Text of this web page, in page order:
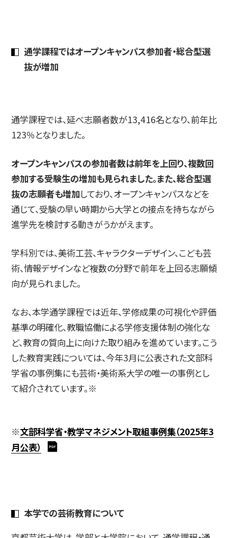
通学課程ではオープンキャンパス参加者・総合型選
抜が増加
通学課程では、延べ志願者数が13,416名となり、前年比
123％となりました。
オープンキャンパスの参加者数は前年を上回り、複数回
参加する受験生の増加も見られました。また、総合型選
抜の志願者も増加しており、オープンキャンパスなどを
通じて、受験の早い時期から大学との接点を持ちながら
進学先を検討する動きがうかがえます。
学科別では、美術工芸、キャラクターデザイン、こども芸
術、情報デザインなど複数の分野で前年を上回る志願傾
向が見られました。
なお、本学通学課程では近年、学修成果の可視化や評価
基準の明確化、教職協働による学修支援体制の強化な
ど、教育の質向上に向けた取り組みを進めています。こう
した教育実践については、今年3月に公表された文部科
学省の事例集にも芸術・美術系大学の唯一の事例とし
て紹介されています。※
※文部科学省・教学マネジメント取組事例集（2025年3
月公表）
本学での芸術教育について